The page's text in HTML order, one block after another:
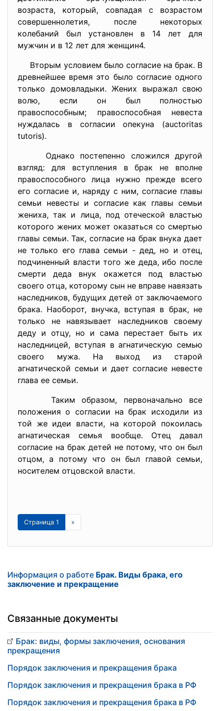
возраста, который, совпадая с возрастом
совершеннолетия, после некоторых
колебаний был установлен в 14 лет для
мужчин и в 12 лет для женщин4.
Вторым условием было согласие на брак. В
древнейшее время это было согласие одного
только домовладыки. Жених выражал свою
волю, если он был полностью
правоспособным; правоспособная невеста
нуждалась в согласии опекуна (auctoritas
tutoris).
Однако постепенно сложился другой
взгляд: для вступления в брак не вполне
правоспособного лица нужно прежде всего
его согласие и, наряду с ним, согласие главы
семьи невесты и согласие как главы семьи
жениха, так и лица, под отеческой властью
которого жених может оказаться со смертью
главы семьи. Так, согласие на брак внука дает
не только его глава семьи - дед, но и отец,
подчиненный власти того же деда, ибо после
смерти деда внук окажется под властью
своего отца, которому сын не вправе навязать
наследников, будущих детей от заключаемого
брака. Наоборот, внучка, вступая в брак, не
только не навязывает наследников своему
деду и отцу, но и сама перестает быть их
наследницей, вступая в агнатическую семью
своего мужа. На выход из старой
агнатической семьи и дает согласие невесте
глава ее семьи.
Таким образом, первоначально все
положения о согласии на брак исходили из
той же идеи власти, на которой покоилась
агнатическая семья вообще. Отец давал
согласие на брак детей не потому, что он был
отцом, а потому что он был главой семьи,
носителем отцовской власти.
Страница 1 »
Информация о работе Брак. Виды брака, его
заключение и прекращение
Связанные документы
Брак: виды, формы заключения, основания
прекращения
Порядок заключения и прекращения брака
Порядок заключения и прекращения брака в РФ
Порядок заключения и прекращения брака в РФ